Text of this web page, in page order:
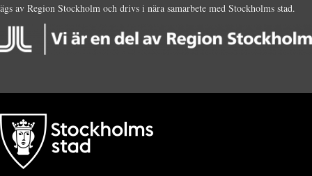
ägs av Region Stockholm och drivs i nära samarbete med Stockholms stad.